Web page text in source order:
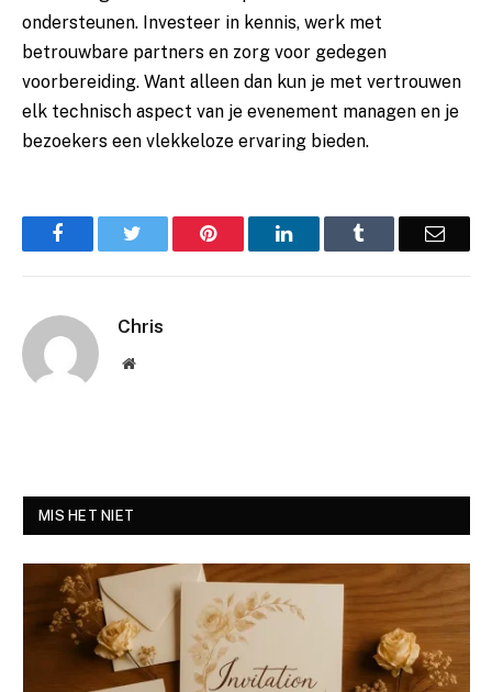
ondersteunen. Investeer in kennis, werk met
betrouwbare partners en zorg voor gedegen
voorbereiding. Want alleen dan kun je met vertrouwen
elk technisch aspect van je evenement managen en je
bezoekers een vlekkeloze ervaring bieden.
Facebook Pinterest LinkedIn Email
Chris
Website
MIS HET NIET